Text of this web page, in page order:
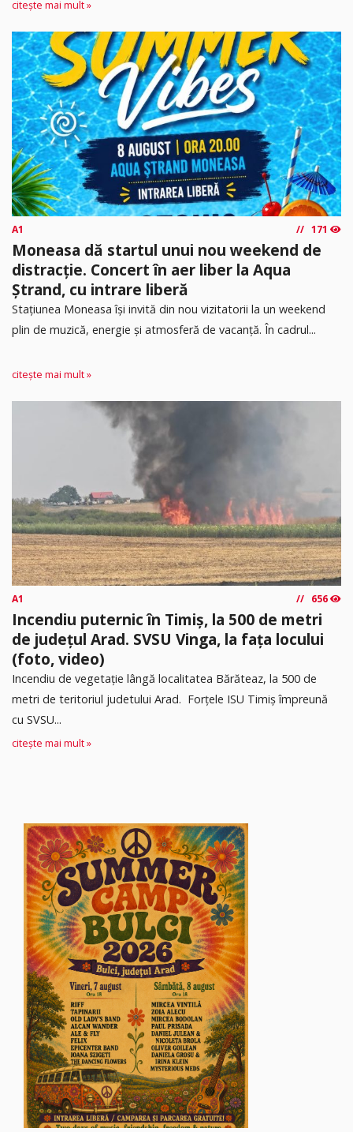
citește mai mult »
A1 171
Moneasa dă startul unui nou weekend de
distracție. Concert în aer liber la Aqua
Ștrand, cu intrare liberă
Stațiunea Moneasa își invită din nou vizitatorii la un weekend
plin de muzică, energie și atmosferă de vacanță. În cadrul...
citește mai mult »
A1 656
Incendiu puternic în Timiș, la 500 de metri
de județul Arad. SVSU Vinga, la fața locului
(foto, video)
Incendiu de vegetație lângă localitatea Bărăteaz, la 500 de
metri de teritoriul judetului Arad. Forțele ISU Timiș împreună
cu SVSU...
citește mai mult »